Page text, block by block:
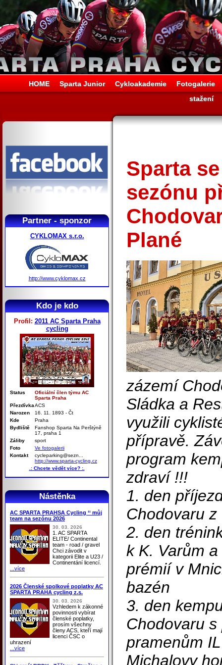
HOME Sparta Junior Cykloakademie
Fotogalerie
stažení
Partner - sponzor
CYKLOMAX s.r.o.
http://www.cyklomax.cz
Kdo je kdo
Profil: 2011 AC Sparta Praha
cycling
Status
Oficiální člen týmu AC
Sparta Praha
PřezdívkaACS
Narozen
16. 11. 1893 - Čt
Kde
Praha
Bydliště
Fanshop Sparta Na Perštýně
17, praha 1
Záliby
sport
Foto
Ve fotogalerii
Kontakt
cycleparking@sezn...
http://www.sparta-cycling.cz
.: Chcete vědět více? :.
Nástěnka
AC SPARTA PRAHSA Cycling ‘‘ můj
team na sezónu 2026
30. 03. 2026
1. AC SPARTA
ELITE/ Continental
team - road / gravel
Chci závodit v
kategorii Elite a U23 /
Continentání licencí.
...více
2026 Členské spolkové poplatky AC
SPARTA PRAHA cycling z.s.
30. 03. 2026
Vzhledem k zákonné
povinnosti vybírat
členské poplatky,
prosím všechny
členy ACS, kteří mají
licenci ČSC o
uhrazení
...více
Sparta
sezónu
Plané
zázemí
Sládka a
využili
přípravě.
program
zdraví !!!
1. den
Chodovaru z
2. den
k K. Varům
prémií v
bazén
3. den
Chodovaru
pramenům
Michalovy